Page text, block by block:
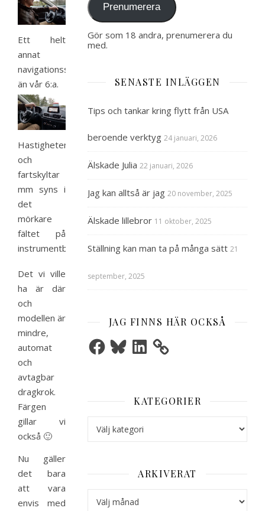
Ett helt
annat
navigationssystem
än vår 6:a.
Hastigheten
och
fartskyltar
mm syns i
det
mörkare
fältet på
instrumentbrädan.
Det vi ville
ha är där
och
modellen är
mindre,
automat
och
avtagbar
dragkrok.
Färgen
gillar vi
också 🙂
Nu gäller
det bara
att vara
envis med
Prenumerera
Gör som 18 andra, prenumerera du
med.
SENASTE INLÄGGEN
Tips och tankar kring flytt från USA
beroende verktyg 24 januari, 2026
Älskade Julia 22 januari, 2026
Jag kan alltså är jag 20 november, 2025
Älskade lillebror 11 oktober, 2025
Ställning kan man ta på många sätt 21
september, 2025
JAG FINNS HÄR OCKSÅ
FacebookBlueskyLinkedIn
KATEGORIER
ARKIVERAT